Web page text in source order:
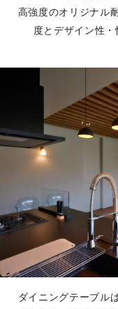
高強度のオリジナル
度とデザイン性
ダイニングテーブル